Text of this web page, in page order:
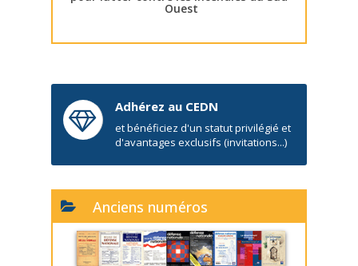
Ouest
Adhérez au CEDN
et bénéficiez d'un statut privilégié et
d'avantages exclusifs (invitations...)
Anciens numéros